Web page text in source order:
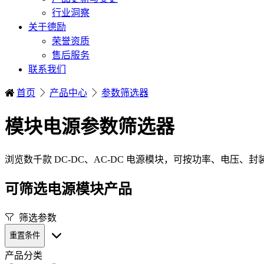
行业洞察
关于德励
荣誉资质
售后服务
联系我们
首页 产品中心 参数筛选器
模块电源参数筛选器
浏览数千款 DC-DC、AC-DC 电源模块，可按功率、电压、封
可筛选电源模块产品
筛选参数
重置条件
产品分类